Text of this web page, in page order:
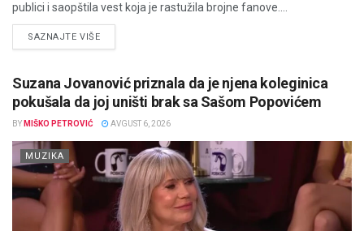
publici i saopštila vest koja je rastužila brojne fanove....
SAZNAJTE VIŠEDETAILS
Suzana Jovanović priznala da je njena koleginica
pokušala da joj uništi brak sa Sašom Popovićem
BY MIŠKO PETROVIĆ AVGUST 6, 2026
MUZIKA